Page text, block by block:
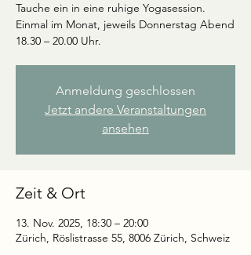
Tauche ein in eine ruhige Yogasession.
Einmal im Monat, jeweils Donnerstag Abend
18.30 – 20.00 Uhr.
Anmeldung geschlossen
Jetzt andere Veranstaltungen
ansehen
Zeit & Ort
13. Nov. 2025, 18:30 – 20:00
Zürich, Röslistrasse 55, 8006 Zürich, Schweiz